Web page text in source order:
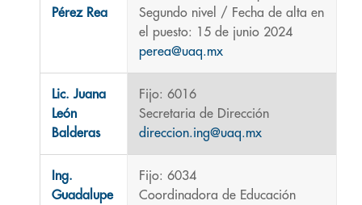
Pérez Rea
Segundo nivel / Fecha de alta en
el puesto: 15 de junio 2024
perea@uaq.mx
Lic. Juana
León
Balderas
Fijo: 6016
Secretaria de Dirección
direccion.ing@uaq.mx
Ing.
Guadalupe
Fijo: 6034
Coordinadora de Educación